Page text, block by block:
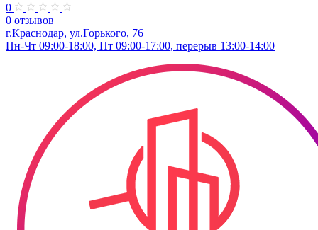
0
0 отзывов
г.Краснодар, ул.​Горького, 76
Пн-Чт 09:00-18:00, Пт 09:00-17:00, перерыв 13:00-14:00